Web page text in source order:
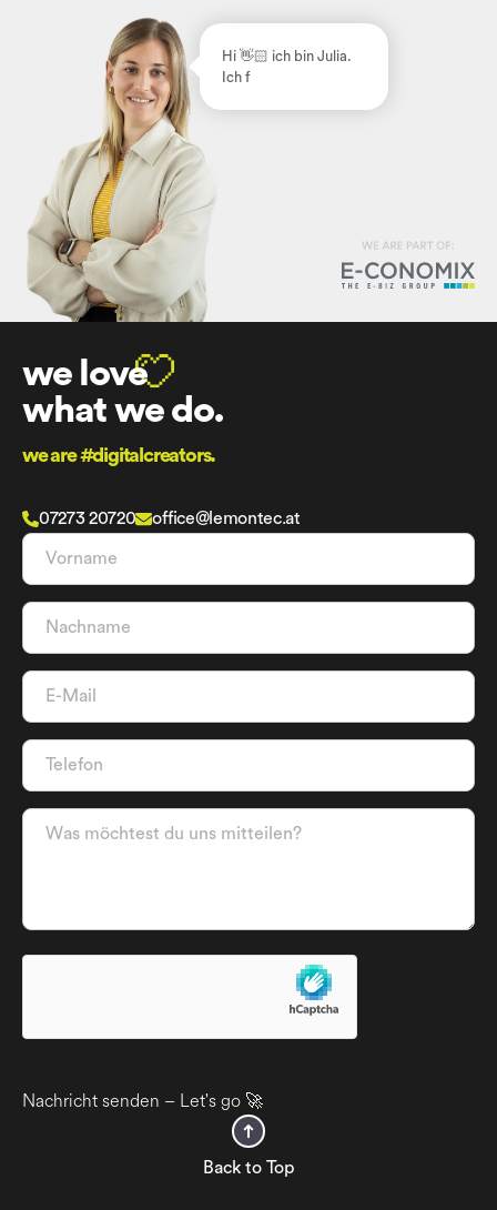
Hi 👋🏻 ich bin Julia.
Ich freu
we love
what we do.
we are #digitalcreators.
07273 20720 office@lemontec.at
Nachricht senden – Let's go 🚀
Back to Top